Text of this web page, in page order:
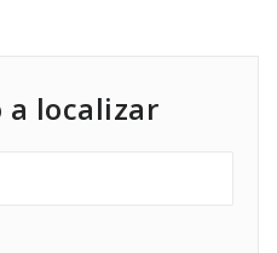
a localizar